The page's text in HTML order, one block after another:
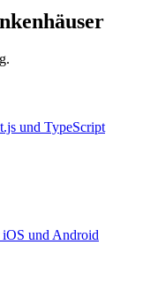
und TypeScript
und Android